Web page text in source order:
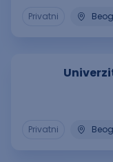
Privatni
Privatni